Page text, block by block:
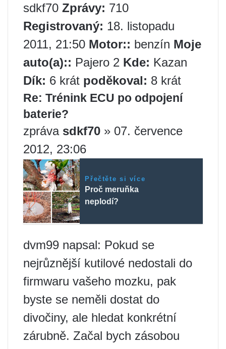
sdkf70 Zprávy: 710
Registrovaný: 18. listopadu
2011, 21:50 Motor:: benzín Moje
auto(a):: Pajero 2 Kde: Kazan
Dík: 6 krát poděkoval: 8 krát
Re: Trénink ECU po odpojení
baterie?
zpráva sdkf70 » 07. července
2012, 23:06
Přečtěte si více
Proč meruňka
neplodí?
dvm99 napsal: Pokud se
nejrůznější kutilové nedostali do
firmwaru vašeho mozku, pak
byste se neměli dostat do
divočiny, ale hledat konkrétní
zárubně. Začal bych zásobou